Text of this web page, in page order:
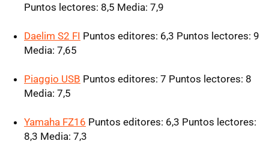
Puntos lectores: 8,5 Media: 7,9
Daelim S2 FI Puntos editores: 6,3 Puntos lectores: 9
Media: 7,65
Piaggio USB Puntos editores: 7 Puntos lectores: 8
Media: 7,5
Yamaha FZ16 Puntos editores: 6,3 Puntos lectores:
8,3 Media: 7,3